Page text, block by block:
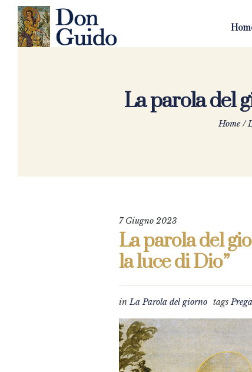
La parola del
Home /
7 Giugno 2023
La parola del
la luce di Dio”
inLa Parola del giorno tags